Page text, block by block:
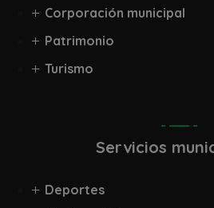
Corporación municipal
Patrimonio
Turismo
Servicios
Deportes